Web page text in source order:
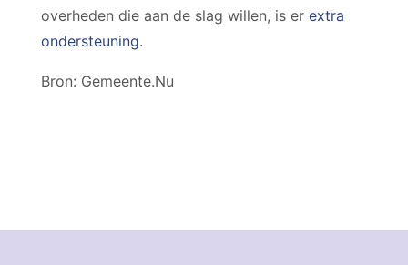
overheden die aan de slag willen, is er extra
ondersteuning.
Bron: Gemeente.Nu